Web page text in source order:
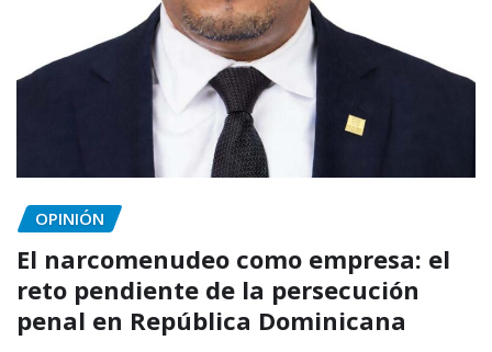
OPINIÓN
El narcomenudeo como empresa: el
reto pendiente de la persecución
penal en República Dominicana